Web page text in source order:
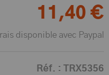
11 ,40 €
disponible avec Paypal
Réf. : TRX5356